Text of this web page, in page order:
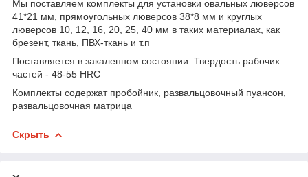
Мы поставляем комплекты для установки овальных люверсов
41*21 мм, прямоугольных люверсов 38*8 мм и круглых
люверсов 10, 12, 16, 20, 25, 40 мм в таких материалах, как
брезент, ткань, ПВХ-ткань и т.п
Поставляется в закаленном состоянии. Твердость рабочих
частей - 48-55 HRC
Комплекты содержат пробойник, развальцовочный пуансон,
развальцовочная матрица
Скрыть